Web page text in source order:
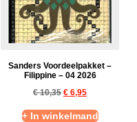
Sanders Voordeelpakket –
Filippine – 04 2026
€10,35 € 6,95
+ In winkelmand